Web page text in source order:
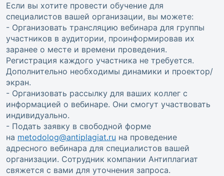
Если вы хотите провести обучение для
специалистов вашей организации, вы можете:
- Организовать трансляцию вебинара для группы
участников в аудитории, проинформировав их
заранее о месте и времени проведения.
Регистрация каждого участника не требуется.
Дополнительно необходимы динамики и проектор/
экран.
- Организовать рассылку для ваших коллег с
информацией о вебинаре. Они смогут участвовать
индивидуально.
- Подать заявку в свободной форме
на metodolog@antiplagiat.ru на проведение
адресного вебинара для специалистов вашей
организации. Сотрудник компании Антиплагиат
свяжется с вами для уточнения запроса.